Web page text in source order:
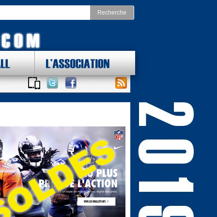
FOOTBALL CONFERENCE
Redskins
Minnesota Vikings
Division Ouest
Falcons
Arizona Cardinals
Panthers
Los Angeles Rams
Saints
San Francisco 49ers
Bay Buccaneers
Seattle Seahawks
L'ASSOCIATION
DES LOTS !